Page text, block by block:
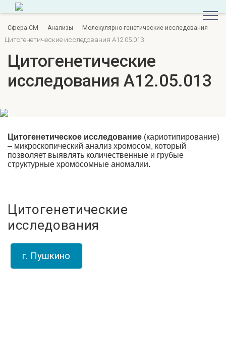
Сфера-СМ Анализы Молекулярно-генетические исследования
Цитогенетические исследования A12.05.013
Цитогенетические
исследования A12.05.013
Цитогенетическое исследование (кариотипирование)
– микроскопический анализ хромосом, который
позволяет выявлять количественные и грубые
структурные хромосомные аномалии.
Цитогенетические
исследования
г. Пушкино